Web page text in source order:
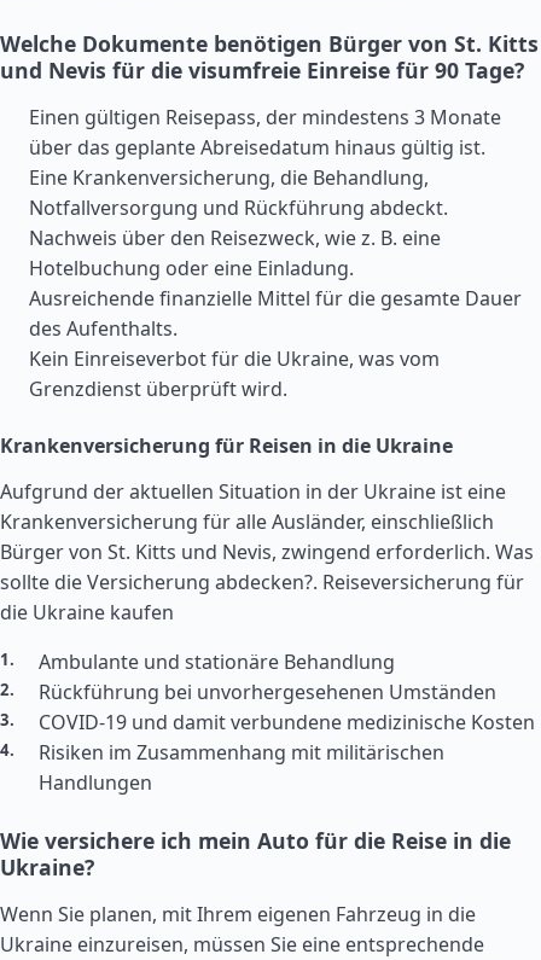
Welche Dokumente benötigen Bürger von St. Kitts
und Nevis für die visumfreie Einreise für 90 Tage?
Einen gültigen Reisepass, der mindestens 3 Monate
über das geplante Abreisedatum hinaus gültig ist.
Eine Krankenversicherung, die Behandlung,
Notfallversorgung und Rückführung abdeckt.
Nachweis über den Reisezweck, wie z. B. eine
Hotelbuchung oder eine Einladung.
Ausreichende finanzielle Mittel für die gesamte Dauer
des Aufenthalts.
Kein Einreiseverbot für die Ukraine, was vom
Grenzdienst überprüft wird.
Krankenversicherung für Reisen in die Ukraine
Aufgrund der aktuellen Situation in der Ukraine ist eine
Krankenversicherung für alle Ausländer, einschließlich
Bürger von St. Kitts und Nevis, zwingend erforderlich. Was
sollte die Versicherung abdecken?. Reiseversicherung für
die Ukraine kaufen
Ambulante und stationäre Behandlung
Rückführung bei unvorhergesehenen Umständen
COVID-19 und damit verbundene medizinische Kosten
Risiken im Zusammenhang mit militärischen
Handlungen
Wie versichere ich mein Auto für die Reise in die
Ukraine?
Wenn Sie planen, mit Ihrem eigenen Fahrzeug in die
Ukraine einzureisen, müssen Sie eine entsprechende